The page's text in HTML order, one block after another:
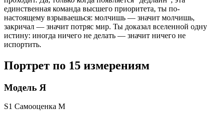
единственная команда высшего приоритета, ты по-
настоящему взрываешься: молчишь — значит молчишь,
закричал — значит потряс мир. Ты доказал вселенной одну
истину: иногда ничего не делать — значит ничего не
испортить.
Портрет по 15 измерениям
Модель Я
S1 Самооценка M